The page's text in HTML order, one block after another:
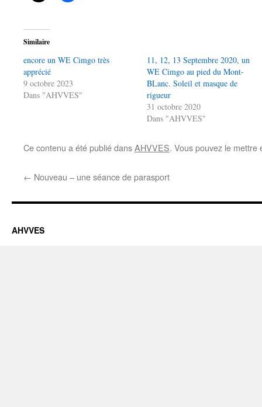
Similaire
encore un WE Cimgo très
apprécié
9 octobre 2023
Dans "AHVVES"
11, 12, 13 Septembre 2020, un
WE Cimgo au pied du Mont-
BLanc. Soleil et masque de
rigueur
31 octobre 2020
Dans "AHVVES"
Ce contenu a été publié dansAHVVES. Vous pouvez le
← Nouveau – une séance de parasport
AHVVES